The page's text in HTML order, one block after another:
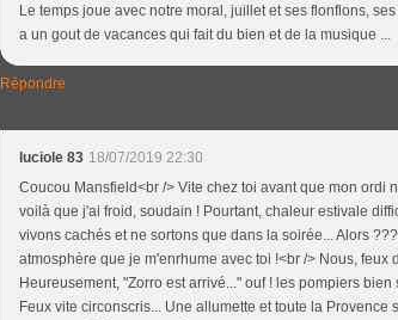
Le temps joue avec notre moral, juillet et ses flonflons,
a un gout de vacances qui fait du bien et de la musique ...
Répondre
luciole 83 18/07/2019 22:30
Coucou Mansfield<br /> Vite chez toi avant que mon ordi
voilà que j'ai froid, soudain ! Pourtant, chaleur estivale
vivons cachés et ne sortons que dans la soirée... Alors
atmosphère que je m'enrhume avec toi !<br /> Nous, feux
Heureusement, "Zorro est arrivé..." ouf ! les pompiers
Feux vite circonscris... Une allumette et toute la Provence